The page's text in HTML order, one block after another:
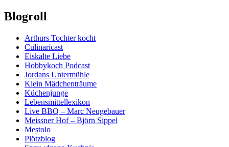
Blogroll
Arthurs Tochter kocht
Culinaricast
Eiskalte Liebe
Hobbykoch Podcast
Jordans Untermühle
Klein Mädchenträume
Küchenjunge
Lebensmittellexikon
Live BBQ – Marc Neugebauer
Meissner Hof – Björn Sippel
Mestolo
Plötzblog